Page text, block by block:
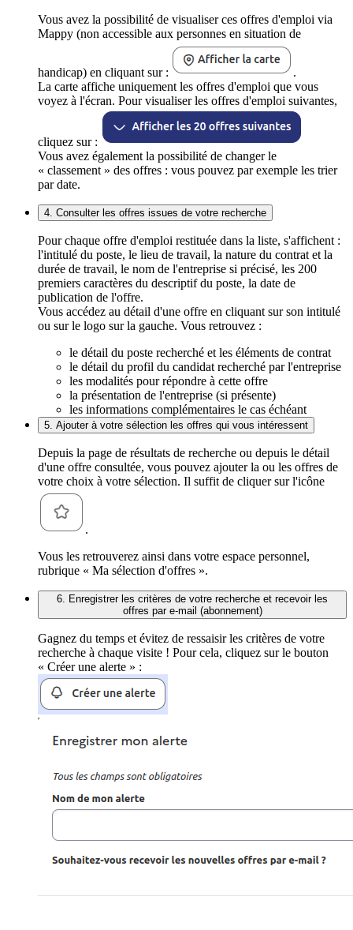
Vous avez la possibilité de visualiser ces offres d'emploi via
Mappy (non accessible aux personnes en situation de
handicap) en cliquant sur :
.
La carte affiche uniquement les offres d'emploi que vous
voyez à l'écran. Pour visualiser les offres d'emploi suivantes,
cliquez sur :
Vous avez également la possibilité de changer le
« classement » des offres : vous pouvez par exemple les trier
par date.
4. Consulter les offres issues de votre recherche
Pour chaque offre d'emploi restituée dans la liste, s'affichent :
l'intitulé du poste, le lieu de travail, la nature du contrat et la
durée de travail, le nom de l'entreprise si précisé, les 200
premiers caractères du descriptif du poste, la date de
publication de l'offre.
Vous accédez au détail d'une offre en cliquant sur son intitulé
ou sur le logo sur la gauche. Vous retrouvez :
le détail du poste recherché et les éléments de contrat
le détail du profil du candidat recherché par l'entreprise
les modalités pour répondre à cette offre
la présentation de l'entreprise (si présente)
les informations complémentaires le cas échéant
5. Ajouter à votre sélection les offres qui vous intéressent
Depuis la page de résultats de recherche ou depuis le détail
d'une offre consultée, vous pouvez ajouter la ou les offres de
votre choix à votre sélection. Il suffit de cliquer sur l'icône
.
Vous les retrouverez ainsi dans votre espace personnel,
rubrique « Ma sélection d'offres ».
6. Enregistrer les critères de votre recherche et recevoir les
offres par e-mail (abonnement)
Gagnez du temps et évitez de ressaisir les critères de votre
recherche à chaque visite ! Pour cela, cliquez sur le bouton
« Créer une alerte » :